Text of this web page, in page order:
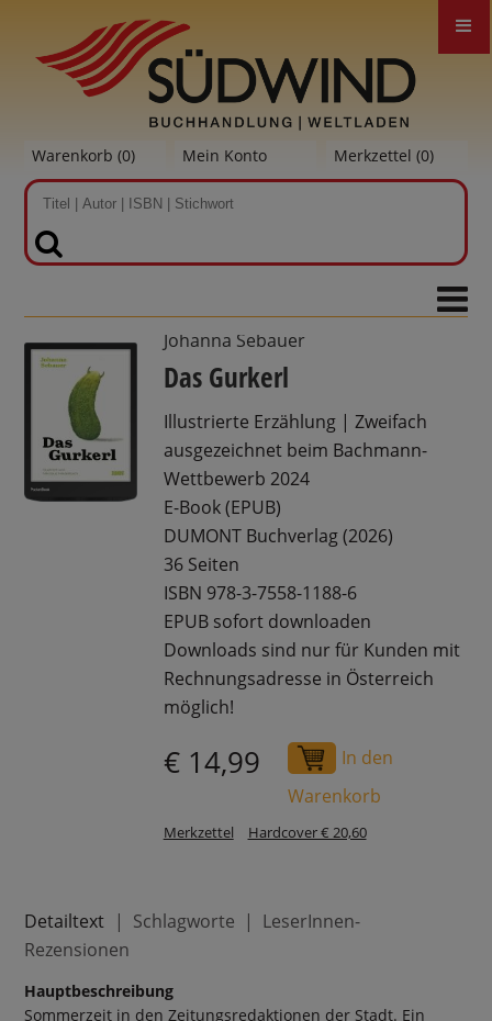
Warenkorb (0) Mein Konto Merkzettel (0)
Johanna Sebauer
Das Gurkerl
Illustrierte Erzählung | Zweifach
ausgezeichnet beim Bachmann-
Wettbewerb 2024
E-Book (EPUB)
DUMONT Buchverlag (2026)
36 Seiten
ISBN 978-3-7558-1188-6
EPUB sofort downloaden
Downloads sind nur für Kunden mit
Rechnungsadresse in Österreich
möglich!
€ 14,99
In den
Warenkorb
Merkzettel Hardcover € 20,60
Detailtext Schlagworte
LeserInnen-
Rezensionen
Hauptbeschreibung
Sommerzeit in den Zeitungsredaktionen der Stadt. Ein